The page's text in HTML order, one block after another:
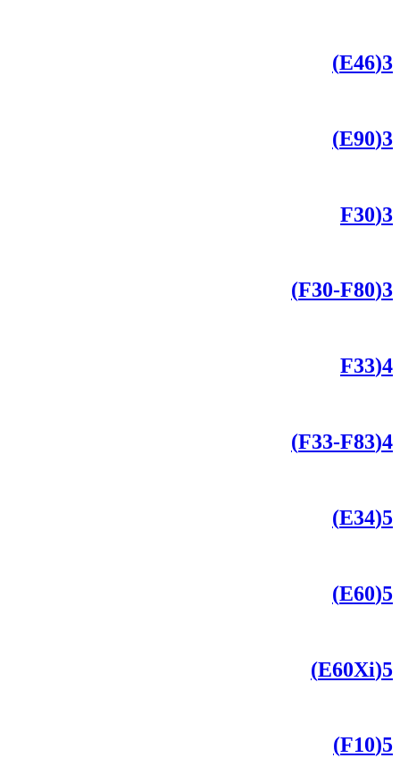
3(E46)
3(E90)
3(F30
3(F30-F80)
4(F33
4(F33-F83)
5(E34)
5(E60)
5(E60Xi)
5(F10)